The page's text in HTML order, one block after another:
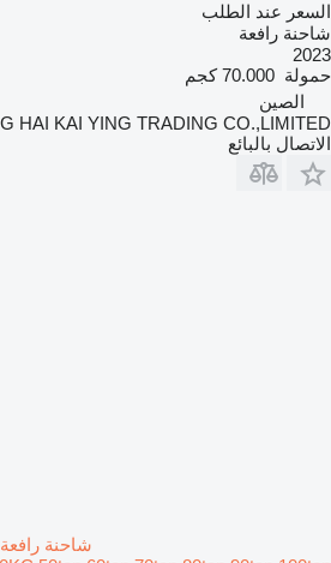
السعر عند الطلب
شاحنة رافعة
2023
حمولة 70.000 كجم
الصين
HAI KAI YING TRADING CO.,LIMITED
الاتصال بالبائع